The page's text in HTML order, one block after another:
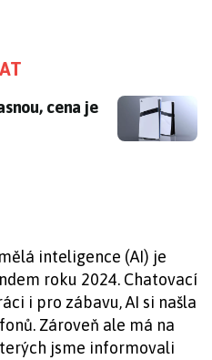
cena je vyšší, než se
cena je
inteligence (AI) je
roku 2024. Chatovací
i pro zábavu, AI si našla
Zároveň ale má na
jsme informovali